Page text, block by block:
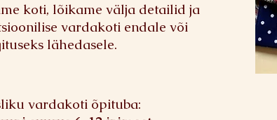
koti, lõikame välja detailid ja
vardakoti endale või
lähedasele.
vardakoti õpituba: